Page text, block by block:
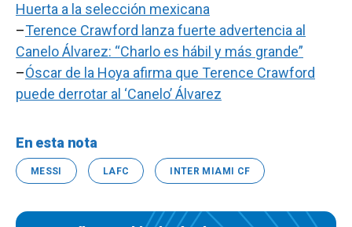
Huerta a la selección mexicana
–Terence Crawford lanza fuerte advertencia al
Canelo Álvarez: “Charlo es hábil y más grande”
–Óscar de la Hoya afirma que Terence Crawford
puede derrotar al ‘Canelo’ Álvarez
En esta nota
MESSI LAFC INTER MIAMI CF